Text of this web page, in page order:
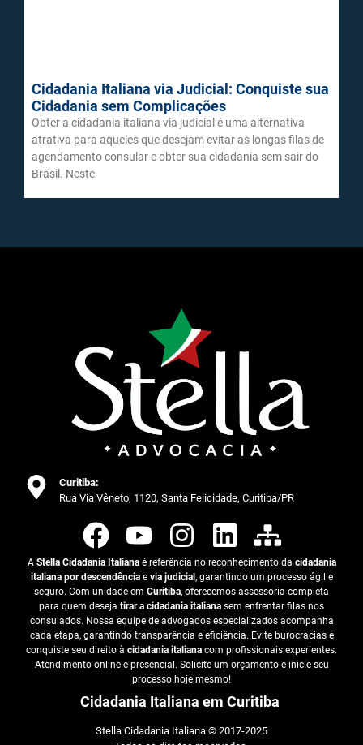
Cidadania Italiana via Judicial: Conquiste sua
Cidadania sem Complicações
Obter a cidadania italiana via judicial é uma alternativa
atrativa para aqueles que desejam evitar as longas filas de
agendamento consular e obter sua cidadania sem sair do
Brasil. Neste
Curitiba:
Rua Via Vêneto, 1120, Santa Felicidade, Curitiba/PR
A Stella Cidadania Italianaé referência no reconhecimento da cidadania
italiana por descendênciae via judicial , garantindo um processo ágil e
seguro. Com unidade em Curitiba, oferecemos assessoria completa
para quem deseja tirar a cidadania italiana sem enfrentar filas nos
consulados. Nossa equipe de advogados especializados acompanha
cada etapa, garantindo transparência e eficiência. Evite burocracias e
conquiste seu direito à cidadania italiana com profissionais experientes.
Atendimento online e presencial. Solicite um orçamento e inicie seu
processo hoje mesmo!
Cidadania Italiana em Curitiba
Stella Cidadania Italiana © 2017-2025